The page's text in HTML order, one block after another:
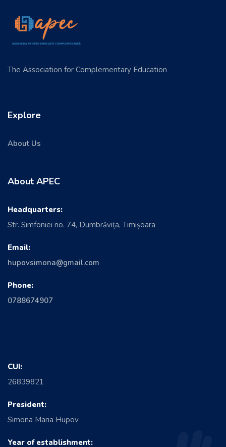
The Association for Complementary Education
Explore
About Us
About APEC
Headquarters:
Str. Simfoniei no. 74, Dumbrăvița, Timișoara
Email:
hupovsimona@gmail.com
Phone:
0788674907
CUI:
26839821
President:
Simona Maria Hupov
Year of establishment: